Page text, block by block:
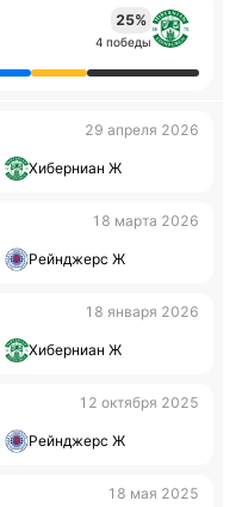
25%
4 победы
29 апреля 2026
Хиберниан Ж
18 марта 2026
Рейнджерс Ж
18 января 2026
Хиберниан Ж
12 октября 2025
Рейнджерс Ж
18 мая 2025